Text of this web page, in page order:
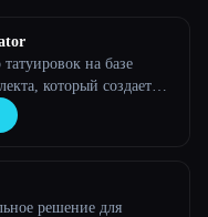
на базе
который создает
татуировок на
ввода.
решение для